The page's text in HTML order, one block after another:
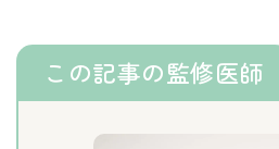
この記事の監修医師